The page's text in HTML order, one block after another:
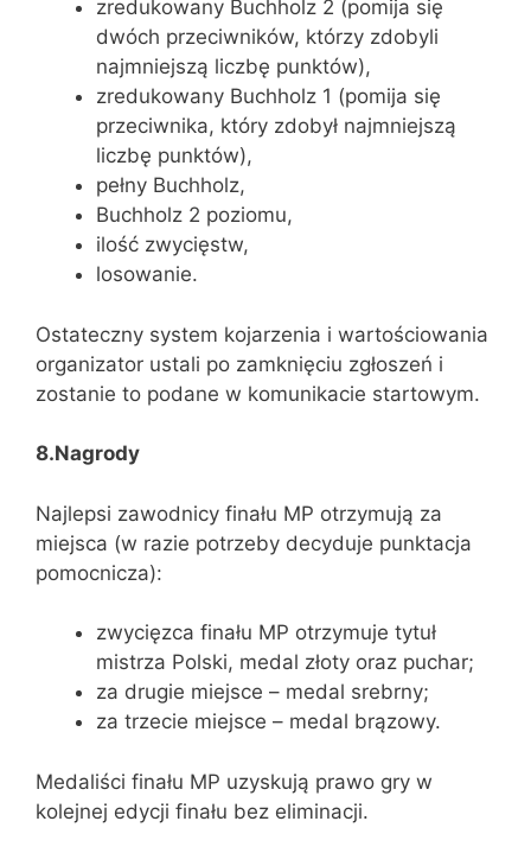
zredukowany Buchholz 2 (pomija się
dwóch przeciwników, którzy zdobyli
najmniejszą liczbę punktów),
zredukowany Buchholz 1 (pomija się
przeciwnika, który zdobył najmniejszą
liczbę punktów),
pełny Buchholz,
Buchholz 2 poziomu,
ilość zwycięstw,
losowanie.
Ostateczny system kojarzenia i wartościowania
organizator ustali po zamknięciu zgłoszeń i
zostanie to podane w komunikacie startowym.
8.Nagrody
Najlepsi zawodnicy finału MP otrzymują za
miejsca (w razie potrzeby decyduje punktacja
pomocnicza):
zwycięzca finału MP otrzymuje tytuł
mistrza Polski, medal złoty oraz puchar;
za drugie miejsce – medal srebrny;
za trzecie miejsce – medal brązowy.
Medaliści finału MP uzyskują prawo gry w
kolejnej edycji finału bez eliminacji.